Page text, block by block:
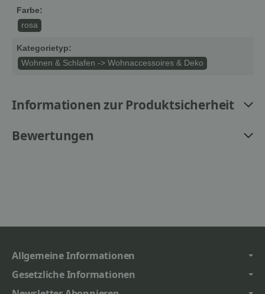
Farbe:
rosa
Kategorietyp:
Wohnen & Schlafen -> Wohnaccessoires & Deko
Informationen zur Produktsicherheit
Bewertungen
Allgemeine Informationen
Gesetzliche Informationen